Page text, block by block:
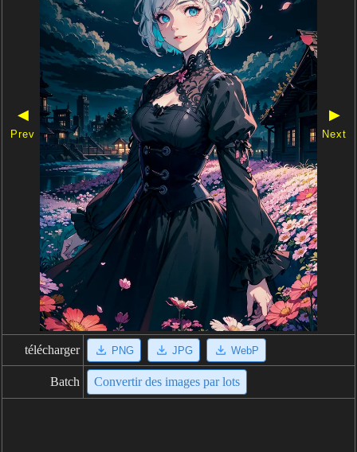
◀
Prev
▶
Next
télécharger PNG JPG WebP
Batch Convertir des images par lots